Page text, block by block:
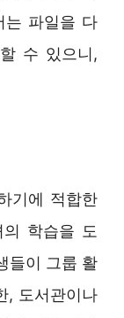
는 파일을 다
수 있으니,
기에 적합한
학습을 도
들이 그룹 활
, 도서관이나